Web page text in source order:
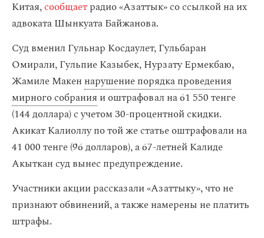
Китая,сообщаетрадио «Азаттык» со ссылкой на их
адвоката Шынкуата Байжанова.
Суд вменил Гульнар Косдаулет, Гульбаран
Омирали, Гульпие Казыбек, Нурзату Ермекбаю,
Жамиле Макен нарушение порядка проведения
мирного собрания и оштрафовал на 61 550 тенге
(144 доллара) с учетом 30-процентной скидки.
Акикат Калиоллу по той же статье оштрафовали на
41 000 тенге (96 долларов), а 67-летней Калиде
Акыткан суд вынес предупреждение.
Участники акции рассказали «Азаттыку», что не
признают обвинений, а также намерены не платить
штрафы.